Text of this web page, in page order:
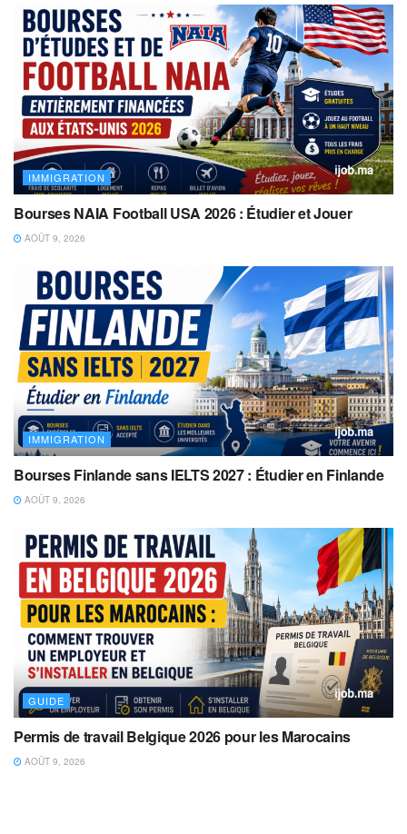
IMMIGRATION
Bourses NAIA Football USA 2026 : Étudier et Jouer
AOÛT 9, 2026
IMMIGRATION
Bourses Finlande sans IELTS 2027 : Étudier en Finlande
AOÛT 9, 2026
GUIDE
Permis de travail Belgique 2026 pour les Marocains
AOÛT 9, 2026